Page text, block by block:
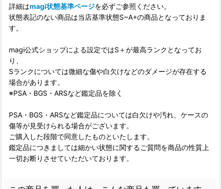
詳細はmagi状態基準ページを必ずご参照ください。
状態表記のない商品は当店基準状態S~A+の商品となっておりま
す。
magi公式ショップによる設定ではS＋が最高ランクとなってお
り、
Sランクについては微細な傷や白欠けなどのダメージが存在する
場合があります。
※PSA・BGS・ARSなど鑑定品を除く
PSA・BGS・ARSなど鑑定品については白欠けや汚れ、ケースの
傷等が見受けられる場合がございます。
ご購入した段階で同意したものといたします。
鑑定品につきましては細かい状態に関するご質問を商品の性質上
一切お断りさせていただいております。